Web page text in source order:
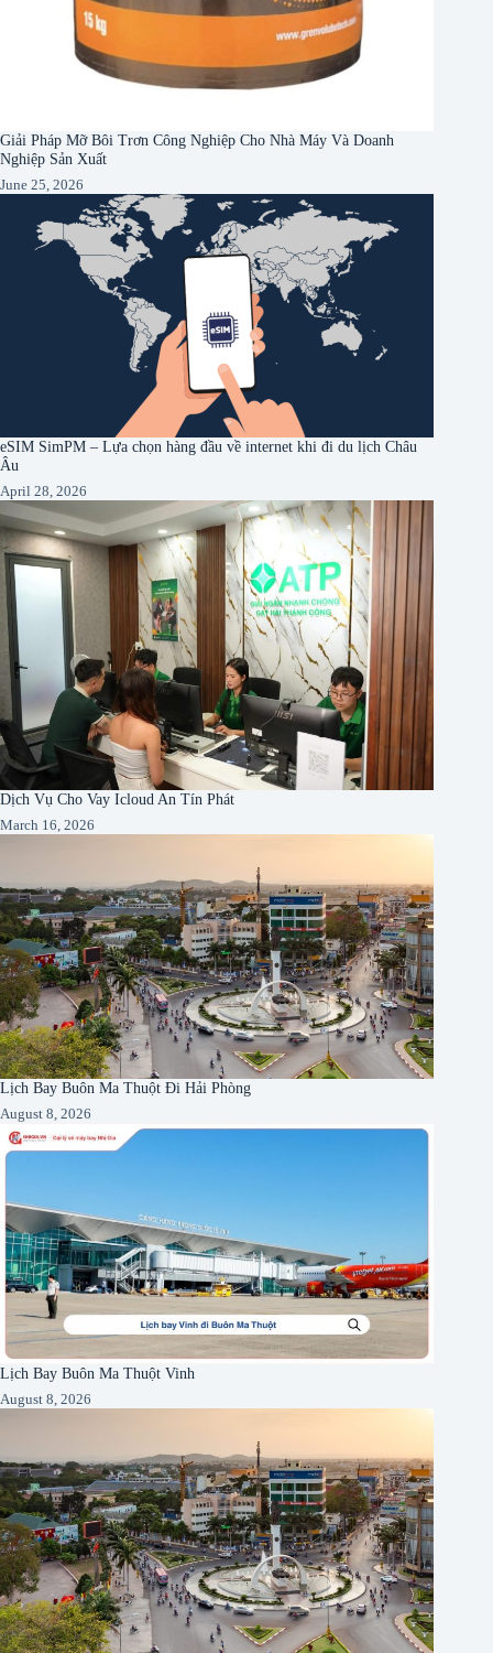
Giải Pháp Mỡ Bôi Trơn Công Nghiệp Cho Nhà Máy Và Doanh
Nghiệp Sản Xuất
June 25, 2026
eSIM SimPM – Lựa chọn hàng đầu về internet khi đi du lịch Châu
Âu
April 28, 2026
Dịch Vụ Cho Vay Icloud An Tín Phát
March 16, 2026
Lịch Bay Buôn Ma Thuột Đi Hải Phòng
August 8, 2026
Lịch Bay Buôn Ma Thuột Vinh
August 8, 2026